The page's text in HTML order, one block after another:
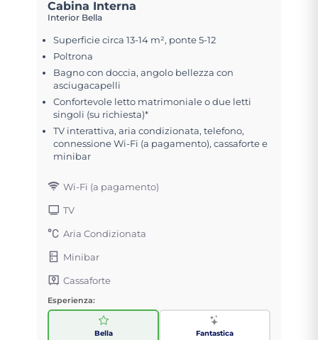
Cabina Interna
Interior Bella
Superficie circa 13-14 m², ponte 5-12
Poltrona
Bagno con doccia, angolo bellezza con
asciugacapelli
Confortevole letto matrimoniale o due letti
singoli (su richiesta)*
TV interattiva, aria condizionata, telefono,
connessione Wi-Fi (a pagamento), cassaforte e
minibar
Wi-Fi (a pagamento)
TV
Aria Condizionata
Minibar
Cassaforte
Esperienza:
Bella Fantastica